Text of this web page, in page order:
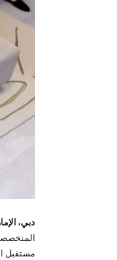
دبي،
مستقبل